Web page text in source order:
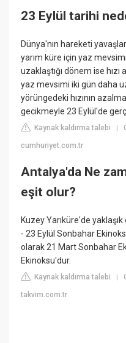
23 Eylül tarihi
Dünya'nın hareketi
yarım küre için yaz
uzaklaştığı dönem ise hızı
yaz mevsimi iki gün daha
yörüngedeki hızının
gecikmeyle 23 Eylül'de
Kaynak kaldırma talebi |
cumhuriyet.com.tr
Antalya'da Ne
eşit olur?
Kuzey Yarıküre'de
- 23 Eylül Sonbahar
olarak 21 Mart Sonbahar
Ekinoksu'dur.
Kaynak kaldırma talebi |
takvim.com.tr